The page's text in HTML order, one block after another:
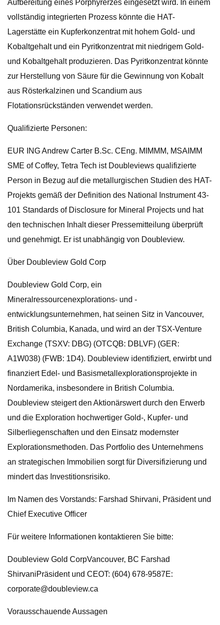
Aufbereitung eines Porphyrerzes eingesetzt wird. In einem
vollständig integrierten Prozess könnte die HAT-
Lagerstätte ein Kupferkonzentrat mit hohem Gold- und
Kobaltgehalt und ein Pyritkonzentrat mit niedrigem Gold-
und Kobaltgehalt produzieren. Das Pyritkonzentrat könnte
zur Herstellung von Säure für die Gewinnung von Kobalt
aus Rösterkalzinen und Scandium aus
Flotationsrückständen verwendet werden.
Qualifizierte Personen:
EUR ING Andrew Carter B.Sc. CEng. MIMMM, MSAIMM
SME of Coffey, Tetra Tech ist Doubleviews qualifizierte
Person in Bezug auf die metallurgischen Studien des HAT-
Projekts gemäß der Definition des National Instrument 43-
101 Standards of Disclosure for Mineral Projects und hat
den technischen Inhalt dieser Pressemitteilung überprüft
und genehmigt. Er ist unabhängig von Doubleview.
Über Doubleview Gold Corp
Doubleview Gold Corp, ein
Mineralressourcenexplorations- und -
entwicklungsunternehmen, hat seinen Sitz in Vancouver,
British Columbia, Kanada, und wird an der TSX-Venture
Exchange (TSXV: DBG) (OTCQB: DBLVF) (GER:
A1W038) (FWB: 1D4). Doubleview identifiziert, erwirbt und
finanziert Edel- und Basismetallexplorationsprojekte in
Nordamerika, insbesondere in British Columbia.
Doubleview steigert den Aktionärswert durch den Erwerb
und die Exploration hochwertiger Gold-, Kupfer- und
Silberliegenschaften und den Einsatz modernster
Explorationsmethoden. Das Portfolio des Unternehmens
an strategischen Immobilien sorgt für Diversifizierung und
mindert das Investitionsrisiko.
Im Namen des Vorstands: Farshad Shirvani, Präsident und
Chief Executive Officer
Für weitere Informationen kontaktieren Sie bitte:
Doubleview Gold CorpVancouver, BC Farshad
ShirvaniPräsident und CEOT: (604) 678-9587E:
corporate@doubleview.ca
Vorausschauende Aussagen